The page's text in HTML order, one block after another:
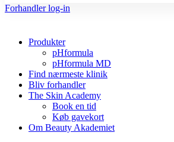
Forhandler log-in
Produkter
pHformula
pHformula MD
Find nærmeste klinik
Bliv forhandler
The Skin Academy
Book en tid
Køb gavekort
Om Beauty Akademiet